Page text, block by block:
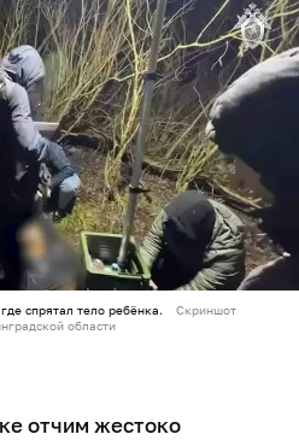
спрятал тело ребёнка.
Скриншот
области
отчим жестоко